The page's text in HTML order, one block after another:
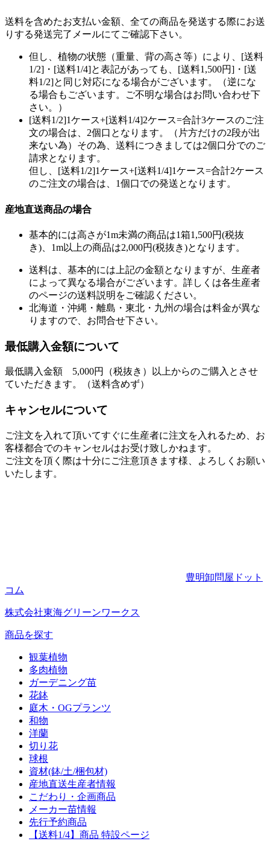
送料を含めたお支払い金額、全ての商品を発送する際にお送
りする発送完了メールにてご確認下さい。
但し、植物の状態（重量、背の高さ等）により、[送料
1/2]・[送料1/4]と表記があっても、[送料1,500円]・[送
料1/2]と同じ対応になる場合がございます。（逆にな
る場合もございます。ご不明な場合はお問い合わせ下
さい。）
[送料1/2]1ケース+[送料1/4]2ケース=合計3ケースのご注
文の場合は、2個口となります。（片方だけの2段が出
来ない為）その為、送料につきましては2個口分でのご
請求となります。
但し、[送料1/2]1ケース+[送料1/4]1ケース=合計2ケース
のご注文の場合は、1個口での発送となります。
産地直送商品の場合
基本的には高さが1m未満の商品は1箱1,500円(税抜
き)、1m以上の商品は2,000円(税抜き)となります。
送料は、基本的には上記の金額となりますが、生産者
によって異なる場合がございます。詳しくは各生産者
のページの送料説明をご確認ください。
北海道・沖縄・離島・東北・九州の場合は料金が異な
りますので、お問合せ下さい。
最低購入金額について
最低購入金額 5,000円（税抜き）以上からのご購入とさせ
ていただきます。（送料含めず）
キャンセルについて
ご注文を入れて頂いてすぐに生産者に注文を入れるため、お
客様都合でのキャンセルはお受け致しかねます。
ご注文を頂く際は十分にご注意頂きます様、よろしくお願い
いたします。
豊明卸問屋ドット
コム
株式会社東海グリーンワークス
商品を探す
観葉植物
多肉植物
ガーデニング苗
花鉢
庭木・OGプランツ
和物
洋蘭
切り花
球根
資材(鉢/土/梱包材)
産地直送生産者情報
こだわり・企画商品
メーカー苗情報
先行予約商品
【送料1/4】商品 特設ページ